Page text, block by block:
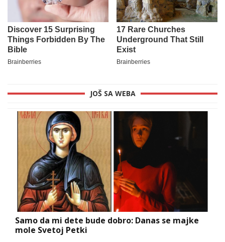
JOŠ SA WEBA
Samo da mi dete bude dobro: Danas se majke
mole Svetoj Petki